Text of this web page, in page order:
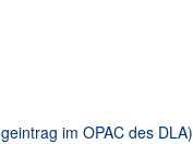
im OPAC des DLA)